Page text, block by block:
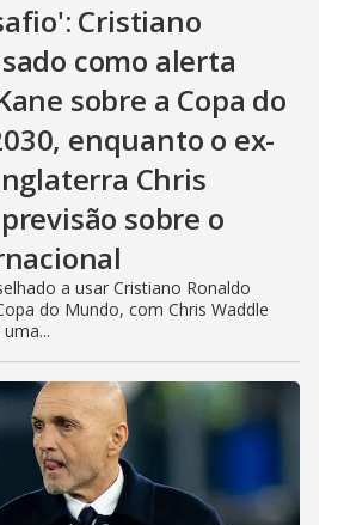
Cristiano
como alerta
sobre a Copa do
enquanto o ex-
Chris
sobre o
a usar Cristiano Ronaldo
do Mundo, com Chris Waddle